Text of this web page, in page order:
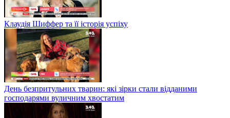
Клаудія Шиффер та її історія успіху
День безпритульних тварин: які зірки стали відданими
господарями вуличним хвостатим